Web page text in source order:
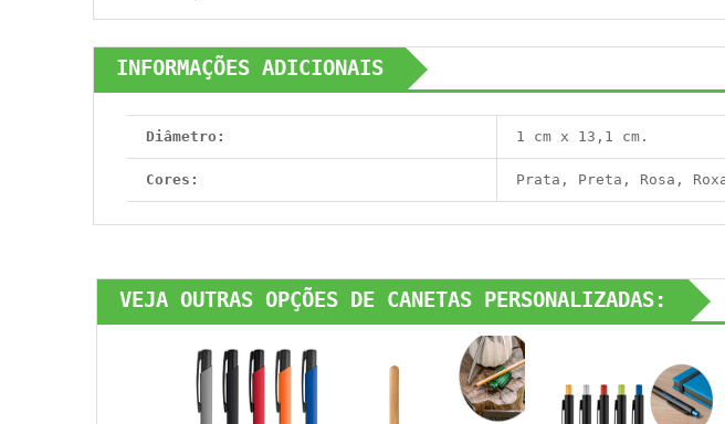
INFORMAÇÕES ADICIONAIS
Diâmetro: 1 cm x 13,1 cm.
Cores: Prata, Preta, Rosa,
VEJA OUTRAS OPÇÕES DE CANETAS PERSONALIZADAS: